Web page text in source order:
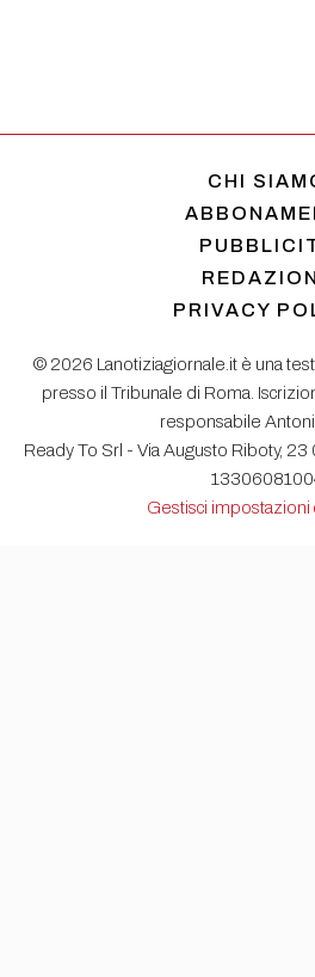
CHI
PRIVACY
© 2026 Lanotiziagiornale.it è una
presso il Tribunale di Roma.
responsabile
Ready To Srl - Via Augusto Riboty, 23
Gestisci impostazioni